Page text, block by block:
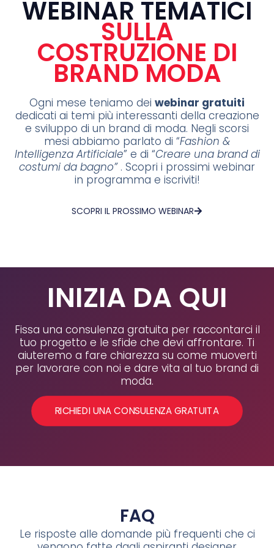
WEBINAR TEMATICI
SULLA
COSTRUZIONE DI
BRAND MODA
Ogni mese teniamo dei webinar gratuiti
dedicati ai temi più interessanti della creazione
e sviluppo di un brand di moda. Negli scorsi
mesi abbiamo parlato di “Fashion &
Intelligenza Artificiale” e di “Creare una brand di
costumi da bagno” . Scopri i prossimi webinar
in programma e iscriviti!
SCOPRI IL PROSSIMO WEBINAR
INIZIA DA QUI
Fissa una consulenza gratuita per raccontarci il
tuo progetto e le sfide che devi affrontare. Ti
aiuteremo a fare chiarezza su come muoverti
per lavorare con noi e dare vita al tuo brand di
moda.
RICHIEDI UNA CONSULENZA GRATUITA
FAQ
Le risposte alle domande più frequenti che ci